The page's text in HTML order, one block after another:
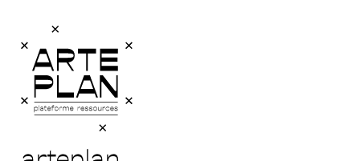
arteplan
Plateforme collaborative Arts et